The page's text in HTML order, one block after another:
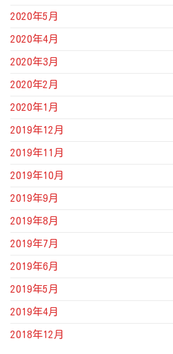
2020年5月
2020年4月
2020年3月
2020年2月
2020年1月
2019年12月
2019年11月
2019年10月
2019年9月
2019年8月
2019年7月
2019年6月
2019年5月
2019年4月
2018年12月